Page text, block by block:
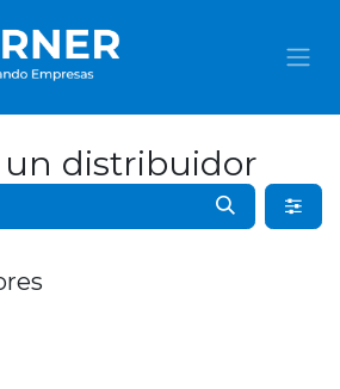
distribuidor